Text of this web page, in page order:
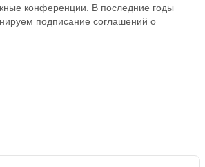
конференции. В последние годы
подписание соглашений о